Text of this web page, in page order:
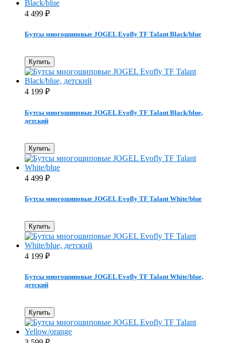
4 499 ₽
Бутсы многошиповые JOGEL Evofly TF Talant Black/blue
Купить
4 199 ₽
Бутсы многошиповые JOGEL Evofly TF Talant Black/blue,
детский
Купить
4 499 ₽
Бутсы многошиповые JOGEL Evofly TF Talant White/blue
Купить
4 199 ₽
Бутсы многошиповые JOGEL Evofly TF Talant White/blue,
детский
Купить